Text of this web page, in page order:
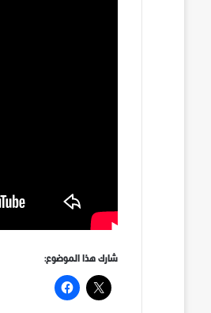
شارك هذا الموضوع: